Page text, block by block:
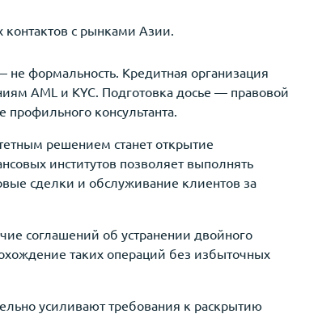
с рынками Азии.
не формальность. Кредитная организация
AML и KYC. Подготовка досье — правовой
профильного консультанта.
решением станет открытие
институтов позволяет выполнять
сделки и обслуживание клиентов за
соглашений об устранении двойного
таких операций без избыточных
усиливают требования к раскрытию